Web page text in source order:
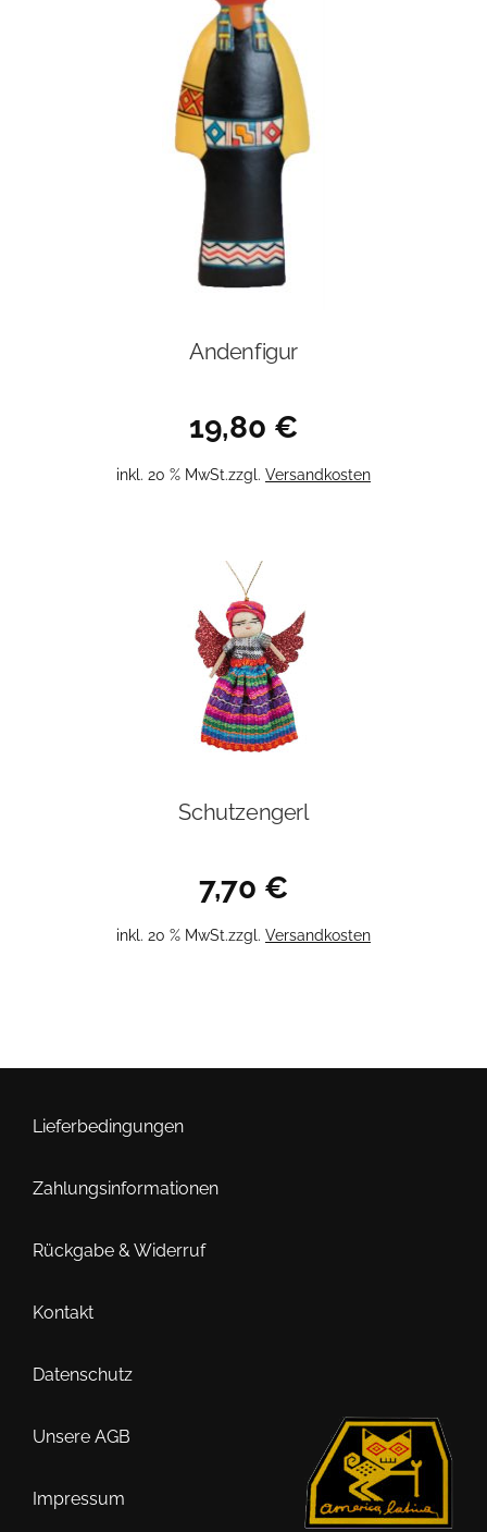
Andenfigur
19,80 €
inkl. 20 % MwSt.zzgl. Versandkosten
Schutzengerl
7,70 €
inkl. 20 % MwSt.zzgl. Versandkosten
Lieferbedingungen
Zahlungsinformationen
Rückgabe & Widerruf
Kontakt
Datenschutz
Unsere AGB
Impressum